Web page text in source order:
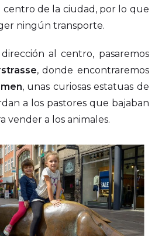
centro de la ciudad, por lo que
ningún transporte.
al centro, pasaremos
, donde encontraremos
, unas curiosas estatuas de
a los pastores que bajaban
vender a los animales.